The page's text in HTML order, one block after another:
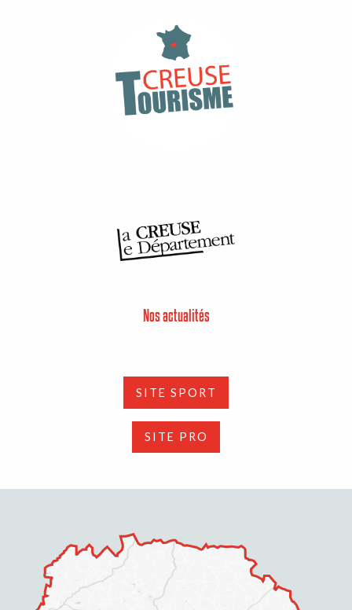
Nos actualités
SITE SPORT
SITE PRO